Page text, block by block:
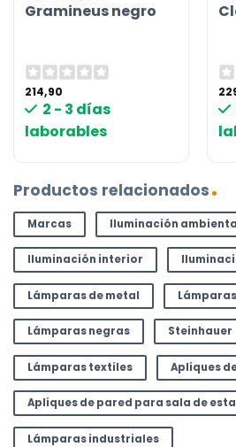
Gramineus negro
214,90
2 - 3 días
laborables
Productos relacionados
Marcas Iluminación
Iluminación interior
Lámparas de metal
Lámparas negras Steinhauer
Lámparas textiles Apliques
Apliques de pared para sala de
Lámparas industriales